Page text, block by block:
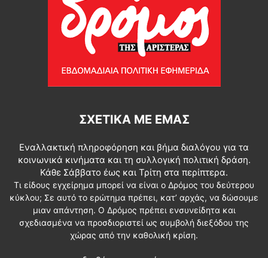
ΣΧΕΤΙΚΆ ΜΕ ΕΜΆΣ
Εναλλακτική πληροφόρηση και βήμα διαλόγου για τα
κοινωνικά κινήματα και τη συλλογική πολιτική δράση.
Κάθε Σάββατο έως και Τρίτη στα περίπτερα.
Τι είδους εγχείρημα μπορεί να είναι ο Δρόμος του δεύτερου
κύκλου; Σε αυτό το ερώτημα πρέπει, κατ’ αρχάς, να δώσουμε
μιαν απάντηση. Ο Δρόμος πρέπει ενσυνείδητα και
σχεδιασμένα να προσδιοριστεί ως συμβολή διεξόδου της
χώρας από την καθολική κρίση.